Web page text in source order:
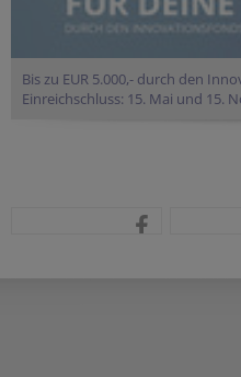
Bis zu EUR 5.000,- durch den
Einreichschluss: 15. Mai und 15.